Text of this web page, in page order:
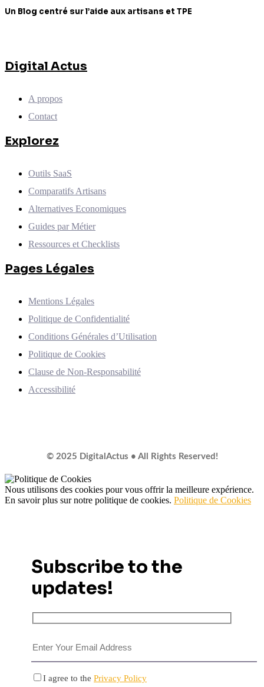
Un Blog centré sur l’aide aux artisans et TPE
Digital Actus
A propos
Contact
Explorez
Outils SaaS
Comparatifs Artisans
Alternatives Economiques
Guides par Métier
Ressources et Checklists
Pages Légales
Mentions Légales
Politique de Confidentialité
Conditions Générales d’Utilisation
Politique de Cookies
Clause de Non-Responsabilité
Accessibilité
© 2025 DigitalActus • All Rights Reserved!
Nous utilisons des cookies pour vous offrir la meilleure expérience.
En savoir plus sur notre politique de cookies. Politique de Cookies
Subscribe to the
updates!
I agree to the Privacy Policy